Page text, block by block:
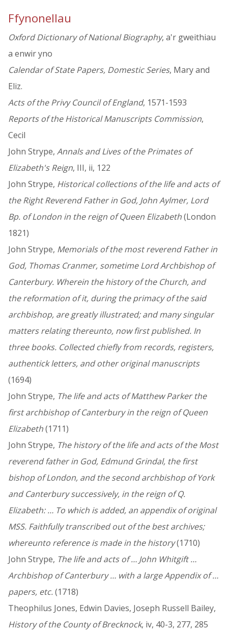
Ffynonellau
Oxford Dictionary of National Biography, a'r gweithiau
a enwir yno
Calendar of State Papers, Domestic Series, Mary and
Eliz.
Acts of the Privy Council of England, 1571-1593
Reports of the Historical Manuscripts Commission,
Cecil
John Strype, Annals and Lives of the Primates of
Elizabeth's Reign, III, ii, 122
John Strype, Historical collections of the life and acts of
the Right Reverend Father in God, John Aylmer, Lord
Bp. of London in the reign of Queen Elizabeth(London
1821)
John Strype, Memorials of the most reverend Father in
God, Thomas Cranmer, sometime Lord Archbishop of
Canterbury. Wherein the history of the Church, and
the reformation of it, during the primacy of the said
archbishop, are greatly illustrated; and many singular
matters relating thereunto, now first published. In
three books. Collected chiefly from records, registers,
authentick letters, and other original manuscripts
(1694)
John Strype, The life and acts of Matthew Parker the
first archbishop of Canterbury in the reign of Queen
Elizabeth(1711)
John Strype, The history of the life and acts of the Most
reverend father in God, Edmund Grindal, the first
bishop of London, and the second archbishop of York
and Canterbury successively, in the reign of Q.
Elizabeth: … To which is added, an appendix of original
MSS. Faithfully transcribed out of the best archives;
whereunto reference is made in the history(1710)
John Strype, The life and acts of … John Whitgift …
Archbishop of Canterbury … with a large Appendix of …
papers, etc.(1718)
Theophilus Jones, Edwin Davies, Joseph Russell Bailey,
History of the County of Brecknock, iv, 40-3, 277, 285